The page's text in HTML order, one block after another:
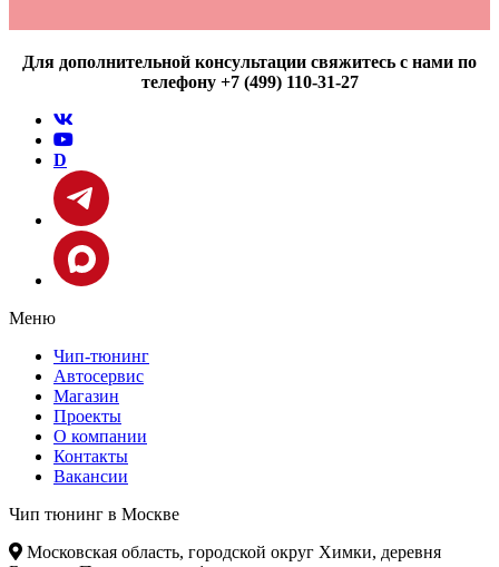
Для дополнительной консультации свяжитесь с нами по
телефону +7 (499) 110-31-27
D
Меню
Чип-тюнинг
Автосервис
Магазин
Проекты
О компании
Контакты
Вакансии
Чип тюнинг в Москве
Московская область, городской округ Химки, деревня